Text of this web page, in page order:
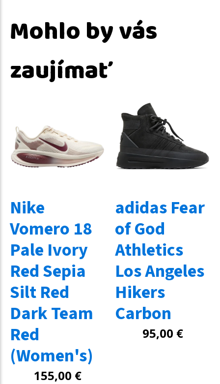
Mohlo by vás
zaujímať
Nike
Vomero 18
Pale Ivory
Red Sepia
Silt Red
Dark Team
Red
(Women's)
155,00 €
adidas Fear
of God
Athletics
Los Angeles
Hikers
Carbon
95,00 €